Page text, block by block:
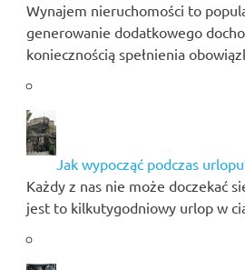
Wynajem nieruchomości to
generowanie dodatkowego
koniecznością spełnienia
Jak wypocząć podczas
Każdy z nas nie może doczekać
jest to kilkutygodniowy urlop w